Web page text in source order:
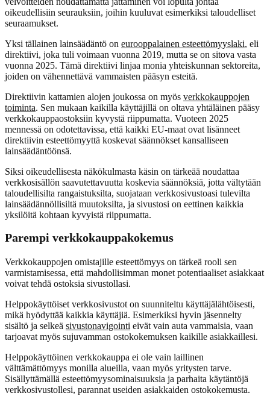
oikeudellisiin seurauksiin, joihin kuuluvat esimerkiksi taloudelliset
seuraamukset.
Yksi tällainen lainsäädäntö on eurooppalainen esteettömyyslaki, eli
direktiivi, joka tuli voimaan vuonna 2019, mutta se on sitova vasta
vuonna 2025. Tämä direktiivi linjaa monia yhteiskunnan sektoreita,
joiden on vähennettävä vammaisten pääsyn esteitä.
Direktiivin kattamien alojen joukossa on myös verkkokauppojen
toiminta. Sen mukaan kaikilla käyttäjillä on oltava yhtäläinen pääsy
verkkokauppaostoksiin kyvystä riippumatta. Vuoteen 2025
mennessä on odotettavissa, että kaikki EU-maat ovat lisänneet
direktiivin esteettömyyttä koskevat säännökset kansalliseen
lainsäädäntöönsä.
Siksi oikeudellisesta näkökulmasta käsin on tärkeää noudattaa
verkkosisällön saavutettavuutta koskevia säännöksiä, jotta vältytään
taloudellisilta rangaistuksilta, suojataan verkkosivustoasi tulevilta
lainsäädännöllisiltä muutoksilta, ja sivustosi on eettinen kaikkia
yksilöitä kohtaan kyvyistä riippumatta.
Parempi verkkokauppakokemus
Verkkokauppojen omistajille esteettömyys on tärkeä rooli sen
varmistamisessa, että mahdollisimman monet potentiaaliset asiakkaat
voivat tehdä ostoksia sivustollasi.
Helppokäyttöiset verkkosivustot on suunniteltu käyttäjälähtöisesti,
mikä hyödyttää kaikkia käyttäjiä. Esimerkiksi hyvin jäsennelty
sisältö ja selkeä sivustonavigointi eivät vain auta vammaisia, vaan
tarjoavat myös sujuvamman ostokokemuksen kaikille asiakkaillesi.
Helppokäyttöinen verkkokauppa ei ole vain laillinen
välttämättömyys monilla alueilla, vaan myös yritysten tarve.
Sisällyttämällä esteettömyysominaisuuksia ja parhaita käytäntöjä
verkkosivustollesi, parannat useiden asiakkaiden ostokokemusta.